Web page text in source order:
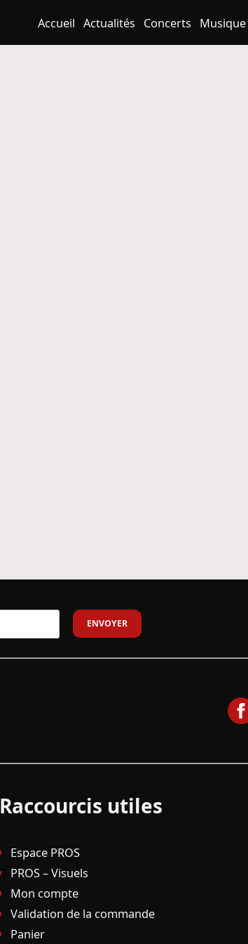
Accueil Actualités Concerts Musique
Raccourcis utiles
Espace PROS
PROS – Visuels
Mon compte
Validation de la commande
Panier